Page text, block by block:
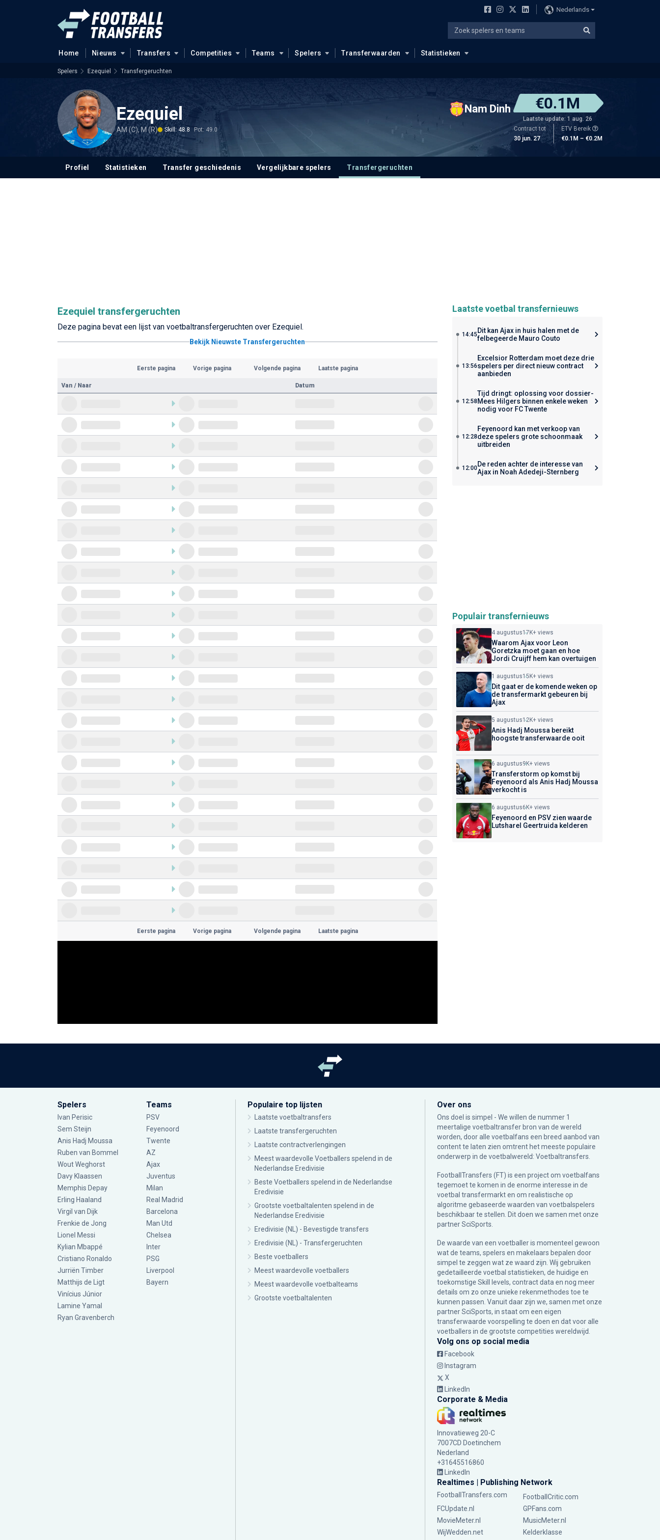
Nederlands
Home Nieuws Transfers Competities Teams Spelers Transferwaarden Statistieken
Spelers Ezequiel Transfergeruchten
Ezequiel
AM (C), M (R) Skill: 48.8 Pot: 49.0
Nam Dinh €0.1M
Laatste update: 1 aug. 26
Contract tot
30 jun. 27
ETV Bereik
€0.1M – €0.2M
Profiel Statistieken Transfer geschiedenis Vergelijkbare spelers Transfergeruchten
Ezequiel transfergeruchten
Deze pagina bevat een lijst van voetbaltransfergeruchten over Ezequiel.
Bekijk Nieuwste Transfergeruchten
Eerste pagina Vorige pagina Volgende pagina Laatste pagina
Van / Naar Datum
Eerste pagina Vorige pagina Volgende pagina Laatste pagina
Laatste voetbal transfernieuws
14:45 Dit kan Ajax in huis halen met de
felbegeerde Mauro Couto
13:56
Excelsior Rotterdam moet deze drie
spelers per direct nieuw contract
aanbieden
12:58
Tijd dringt: oplossing voor dossier-
Mees Hilgers binnen enkele weken
nodig voor FC Twente
12:28
Feyenoord kan met verkoop van
deze spelers grote schoonmaak
uitbreiden
12:00De reden achter de interesse van
Ajax in Noah Adedeji-Sternberg
Populair transfernieuws
4 augustus17K+ views
Waarom Ajax voor Leon
Goretzka moet gaan en hoe
Jordi Cruijff hem kan overtuigen
1 augustus15K+ views
Dit gaat er de komende weken op
de transfermarkt gebeuren bij
Ajax
5 augustus12K+ views
Anis Hadj Moussa bereikt
hoogste transferwaarde ooit
6 augustus9K+ views
Transferstorm op komst bij
Feyenoord als Anis Hadj Moussa
verkocht is
6 augustus6K+ views
Feyenoord en PSV zien waarde
Lutsharel Geertruida kelderen
Spelers
Ivan Perisic
Sem Steijn
Anis Hadj Moussa
Ruben van Bommel
Wout Weghorst
Davy Klaassen
Memphis Depay
Erling Haaland
Virgil van Dijk
Frenkie de Jong
Lionel Messi
Kylian Mbappé
Cristiano Ronaldo
Jurriën Timber
Matthijs de Ligt
Vinícius Júnior
Lamine Yamal
Ryan Gravenberch
Teams
PSV
Feyenoord
Twente
AZ
Ajax
Juventus
Milan
Real Madrid
Barcelona
Man Utd
Chelsea
Inter
PSG
Liverpool
Bayern
Populaire top lijsten
Laatste voetbaltransfers
Laatste transfergeruchten
Laatste contractverlengingen
Meest waardevolle Voetballers spelend in de
Nederlandse Eredivisie
Beste Voetballers spelend in de Nederlandse
Eredivisie
Grootste voetbaltalenten spelend in de
Nederlandse Eredivisie
Eredivisie (NL) - Bevestigde transfers
Eredivisie (NL) - Transfergeruchten
Beste voetballers
Meest waardevolle voetballers
Meest waardevolle voetbalteams
Grootste voetbaltalenten
Over ons
Ons doel is simpel - We willen de nummer 1
meertalige voetbaltransfer bron van de wereld
worden, door alle voetbalfans een breed aanbod van
content te laten zien omtrent het meeste populaire
onderwerp in de voetbalwereld: Voetbaltransfers.
FootballTransfers (FT) is een project om voetbalfans
tegemoet te komen in de enorme interesse in de
voetbal transfermarkt en om realistische op
algoritme gebaseerde waarden van voetbalspelers
beschikbaar te stellen. Dit doen we samen met onze
partnerSciSports
De waarde van een voetballer is momenteel gewoon
wat de teams, spelers en makelaars bepalen door
simpel te zeggen wat ze waard zijn. Wij gebruiken
gedetailleerde voetbal statistieken, de huidige en
toekomstige Skill levels, contract data en nog meer
details om zo onze unieke rekenmethodes toe te
kunnen passen. Vanuit daar zijn we, samen met onze
partner SciSports, in staat om een eigen
transferwaarde voorspelling te doen en dat voor alle
voetballers in de grootste competities wereldwijd.
Volg ons op social media
Facebook
Instagram
X
LinkedIn
Corporate & Media
Innovatieweg 20-C
7007CD Doetinchem
Nederland
+31645516860
LinkedIn
Realtimes | Publishing Network
FootballTransfers.com
FootballCritic.com
FCUpdate.nl
GPFans.com
MovieMeter.nl
MusicMeter.nl
WijWedden.net
Kelderklasse